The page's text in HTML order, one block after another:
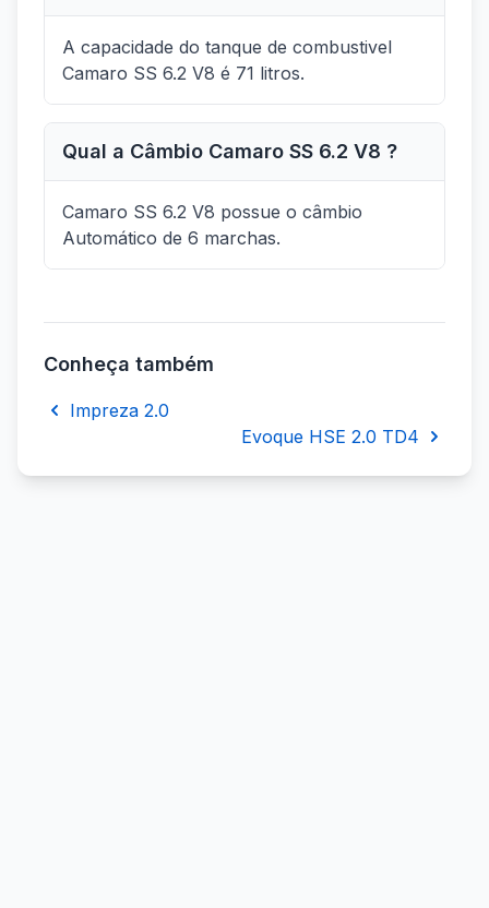
A capacidade do tanque de combustivel
Camaro SS 6.2 V8 é 71 litros.
Qual a Câmbio Camaro SS 6.2 V8 ?
Camaro SS 6.2 V8 possue o câmbio
Automático de 6 marchas.
Conheça também
Impreza 2.0
Evoque HSE 2.0 TD4